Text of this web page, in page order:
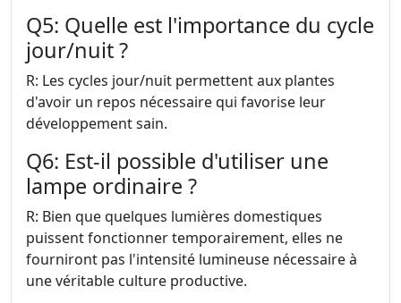
Q5: Quelle est l'importance du cycle
jour/nuit ?
R: Les cycles jour/nuit permettent aux plantes
d'avoir un repos nécessaire qui favorise leur
développement sain.
Q6: Est-il possible d'utiliser une
lampe ordinaire ?
R: Bien que quelques lumières domestiques
puissent fonctionner temporairement, elles ne
fourniront pas l'intensité lumineuse nécessaire à
une véritable culture productive.